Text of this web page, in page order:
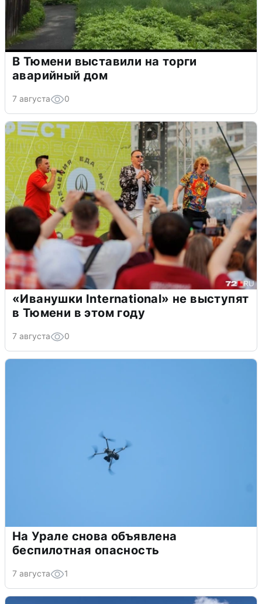
В Тюмени выставили на торги
аварийный дом
7 августа 0
«Иванушки International» не выступят
в Тюмени в этом году
7 августа 0
На Урале снова объявлена
беспилотная опасность
7 августа 1